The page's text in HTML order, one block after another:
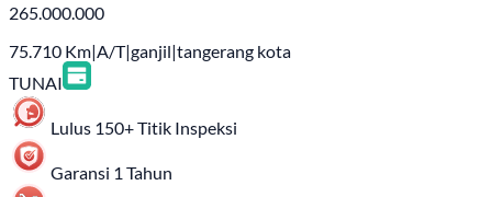
265.000.000
75.710 Km|A/T|ganjil|tangerang kota
TUNAI
Lulus 150+ Titik Inspeksi
Garansi 1 Tahun